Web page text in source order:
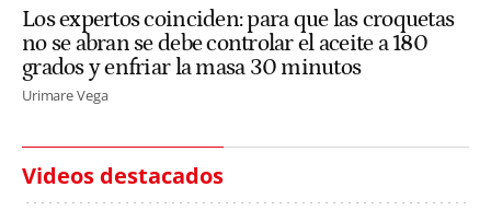
Los expertos coinciden: para que las croquetas
no se abran se debe controlar el aceite a 180
grados y enfriar la masa 30 minutos
Urimare Vega
Videos destacados